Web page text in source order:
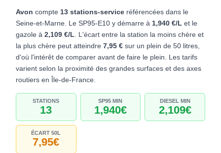
Avon compte 13 stations-service référencées dans le
Seine-et-Marne. Le SP95-E10 y démarre à 1,940 €/L et le
gazole à 2,109 €/L. L'écart entre la station la moins chère et
la plus chère peut atteindre 7,95 € sur un plein de 50 litres,
d'où l'intérêt de comparer avant de faire le plein. Les tarifs
varient selon la proximité des grandes surfaces et des axes
routiers en Île-de-France.
STATIONS
13
SP95 MIN
1,940€
DIESEL MIN
2,109€
ÉCART 50L
7,95€